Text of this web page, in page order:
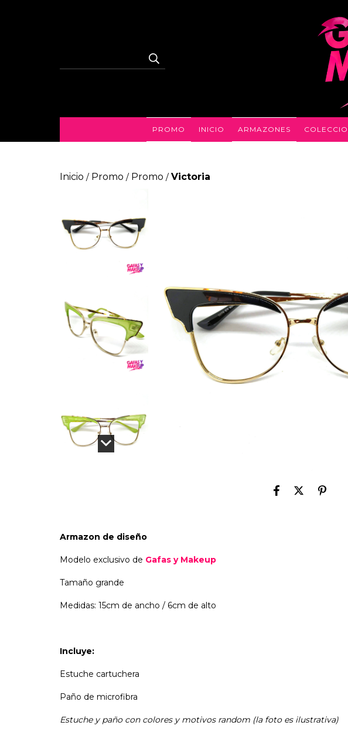
PROMO INICIO ARMAZONES
Inicio / Promo / Promo / Victoria
Armazon de diseño
Modelo exclusivo de Gafas y Makeup
Tamaño grande
Medidas: 15cm de ancho / 6cm de alto
Incluye:
Estuche cartuchera
Paño de microfibra
Estuche y paño con colores y motivos random (la foto es ilustrativa)